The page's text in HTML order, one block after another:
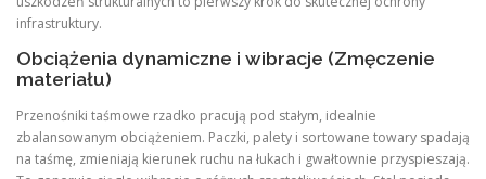
infrastruktury.
Obciążenia dynamiczne i wibracje (Zmęczenie
materiału)
Przenośniki taśmowe rzadko pracują pod stałym, idealnie
zbalansowanym obciążeniem. Paczki, palety i sortowane towary spadają
na taśmę, zmieniają kierunek ruchu na łukach i gwałtownie przyspieszają.